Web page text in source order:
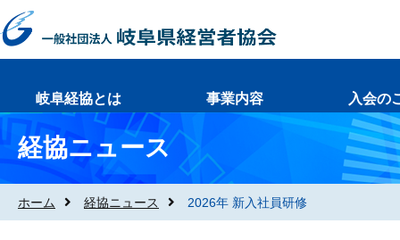
岐阜経協とは 事業内容 入会の
経協ニュース
ホーム 経協ニュース 2026年 新入社員研修